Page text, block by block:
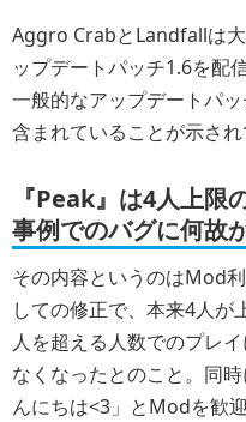
Aggro CrabとLandfallは
ップデートパッチ1.6を配
一般的なアップデートパ
含まれていることが示され
『Peak』は4人上
事例でのバグに何故
その内容というのはMod
しての修正で、本来4人が
人を超える人数でのプレ
なくなったとのこと。同
んにちは<3」とModを歓